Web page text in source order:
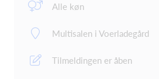
Alle køn
Multisalen i Voerladegård
Tilmeldingen er åben